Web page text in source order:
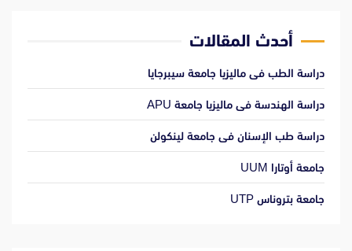
أحدث المقالات
دراسة الطب فى ماليزيا جامعة سيبرجايا
دراسة الهندسة فى ماليزيا جامعة APU
دراسة طب الإسنان فى جامعة لينكولن
جامعة أوتارا UUM
جامعة بتروناس UTP